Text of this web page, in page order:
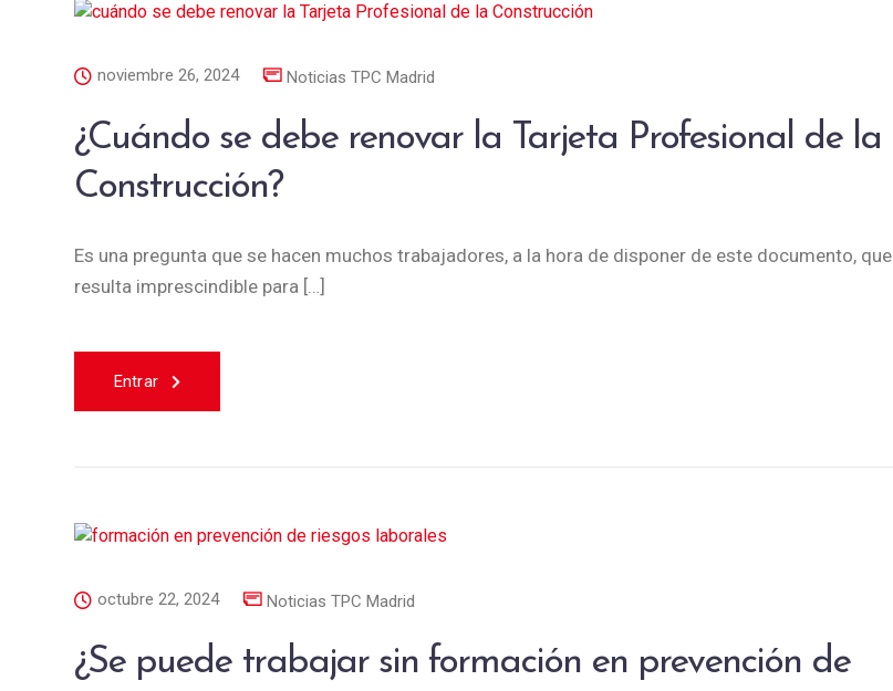
noviembre 26, 2024 Noticias TPC Madrid
¿Cuándo se debe renovar la Tarjeta Profesional de la
Construcción?
Es una pregunta que se hacen muchos trabajadores, a la hora de disponer de este documento, que
resulta imprescindible para […]
Entrar
octubre 22, 2024 Noticias TPC Madrid
¿Se puede trabajar sin formación en prevención de